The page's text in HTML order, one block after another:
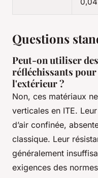
Questions
Peut-on utiliser
réfléchissants
l'extérieur ?
Non, ces matériaux
verticales en ITE.
d’air confinée,
classique. Leur
généralement
exigences des